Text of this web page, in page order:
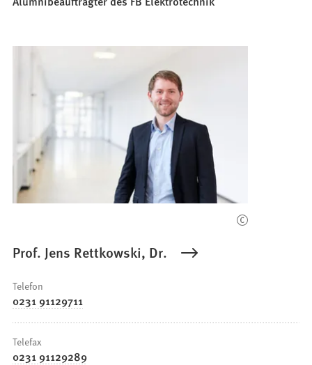
Prof. Jens Rettkowski, Dr.
Telefon
0231 91129711
Telefax
0231 91129289